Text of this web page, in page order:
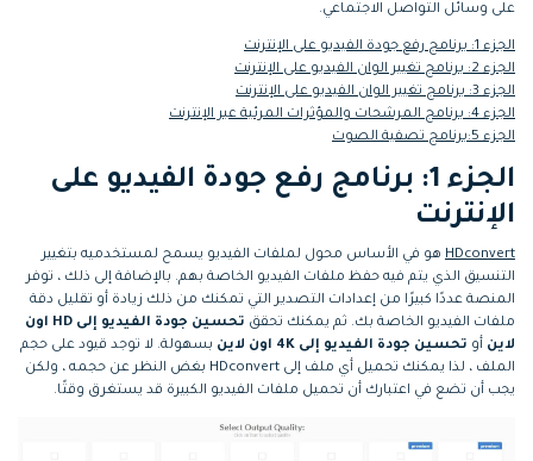
على وسائل التواصل الاجتماعي.
الجزء 1: برنامج رفع جودة الفيديو على الإنترنت
الجزء 2: برنامج تغيير الوان الفيديو على الإنترنت
الجزء 3: برنامج تغيير الوان الفيديو على الإنترنت
الجزء 4: برنامج المرشحات والمؤثرات المرئية عبر الإنترنت
الجزء 5:برنامج تصفية الصوت
الجزء 1: برنامج رفع جودة الفيديو على
الإنترنت
HDconvert هو في الأساس محول لملفات الفيديو يسمح لمستخدميه بتغيير
التنسيق الذي يتم فيه حفظ ملفات الفيديو الخاصة بهم. بالإضافة إلى ذلك ، توفر
المنصة عددًا كبيرًا من إعدادات التصدير التي تمكنك من ذلك زيادة أو تقليل دقة
ملفات الفيديو الخاصة بك. ثم يمكنك تحقق
تحسين جودة الفيديو إلى HD اون
لاين أو تحسين جودة الفيديو إلى 4K اون لاين
بسهولة. لا توجد قيود على حجم
الملف ، لذا يمكنك تحميل أي ملف إلى HDconvert بغض النظر عن حجمه ، ولكن
يجب أن تضع في اعتبارك أن تحميل ملفات الفيديو الكبيرة قد يستغرق وقتًا.